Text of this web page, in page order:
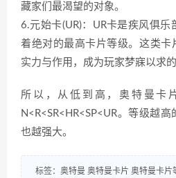
藏家们最渴望的对象。
6.元始卡(UR)：UR卡是疾风俱乐
着绝对的最高卡片等级。这类卡
实力与作用，成为玩家梦寐以求
所以，从低到高，奥特曼卡
N<R<SR<HR<SP<UR。等级越
也越强大。
标签： 奥特曼 奥特曼卡片 奥特曼卡片